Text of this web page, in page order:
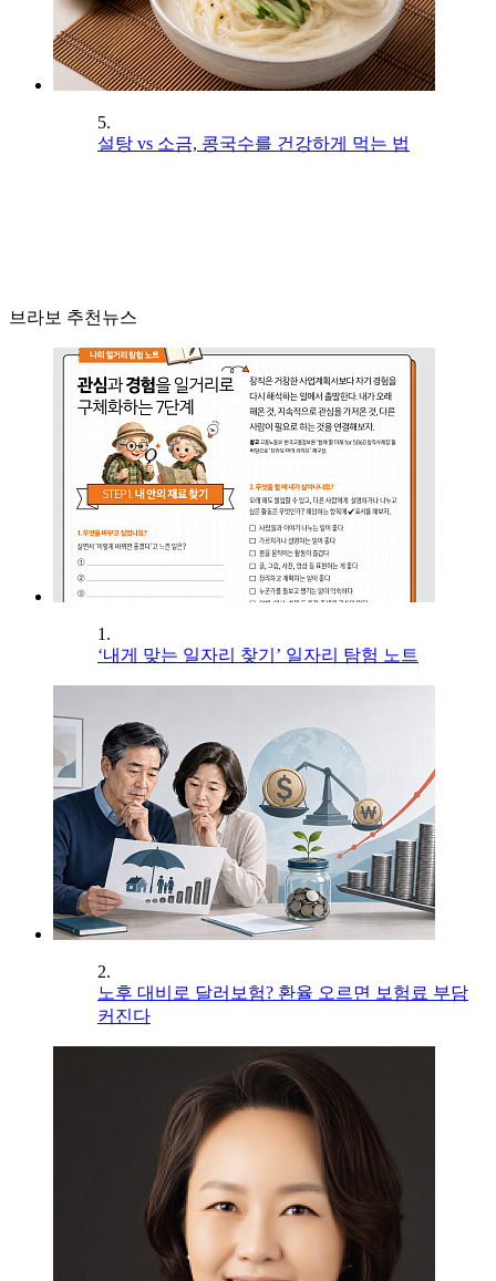
5.
설탕 vs 소금, 콩국수를 건강하게 먹는 법
브라보 추천뉴스
1.
‘내게 맞는 일자리 찾기’ 일자리 탐험 노트
2.
노후 대비로 달러보험? 환율 오르면 보험료 부담
커진다